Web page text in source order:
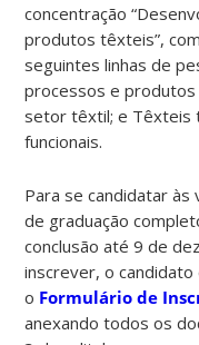
concentração
produtos têxteis”,
seguintes linhas de
processos e
setor têxtil; e Têxteis
funcionais.
Para se candidatar
de graduação
conclusão até 9 de
inscrever, o
o Formulário de
anexando todos os